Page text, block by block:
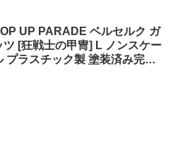
UP PARADE ベルセルク ガ
ツ [狂戦士の甲冑] L ノンスケー
プラスチック製 塗装済み完成